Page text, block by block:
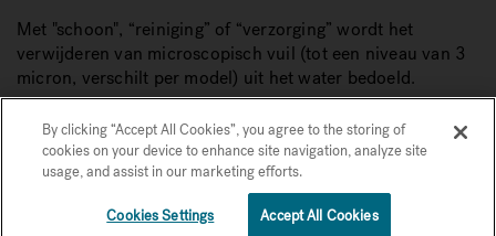
Met "schoon", “reiniging” of “verzorging” wordt het
verwijderen van microscopisch vuil (tot een niveau van 3
micron, verschilt per model) uit het water bedoeld.
By clicking “Accept All Cookies”, you agree to the storing of
cookies on your device to enhance site navigation, analyze site
usage, and assist in our marketing efforts.
Cookies Settings Accept All Cookies